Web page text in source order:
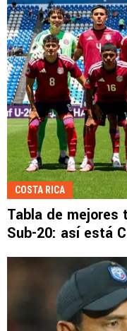
COSTA RICA
Tabla de mejores
Sub-20: así está